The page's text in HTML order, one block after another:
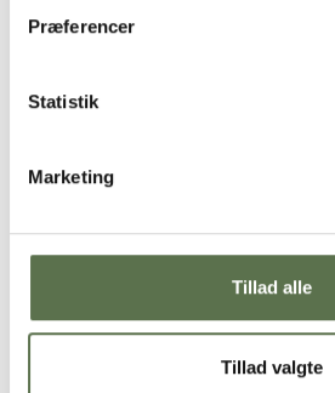
Præferencer
Statistik
Marketing
Tillad alle
Tillad valgte
du blande hakkede nødder i din
bær med æbleternene. Det kan give
Makronsnitter med
1 t og 30
min.
Flagkage –